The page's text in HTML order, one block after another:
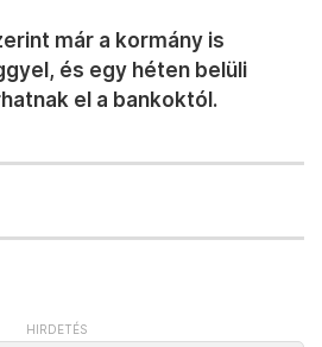
már a kormány is
és egy héten belüli
el a bankoktól.